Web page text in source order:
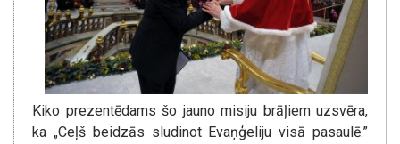
Kiko prezentēdams šo jauno misiju brāļiem uzsvēra,
ka „Ceļš beidzās sludinot Evaņģeliju visā pasaulē.”